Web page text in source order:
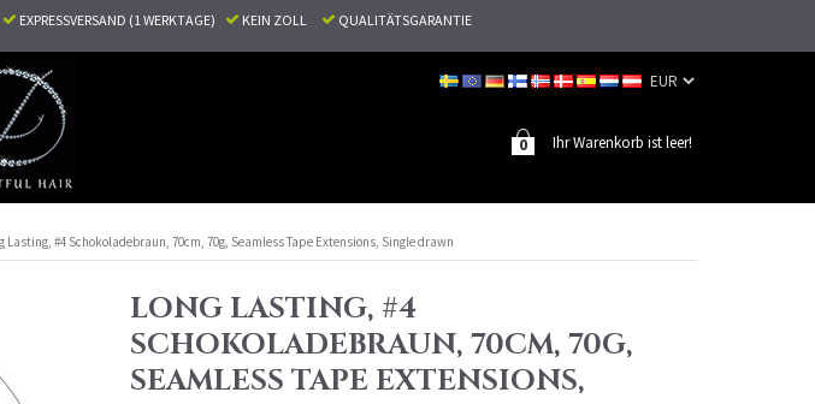
EXPRESSVERSAND (1 WERKTAGE) KEIN ZOLL QUALITÄTSGARANTIE
Ihr Warenkorb ist leer!
0
Lasting, #4 Schokoladebraun, 70cm, 70g, Seamless Tape Extensions, Single drawn
LONG LASTING, #4
SCHOKOLADEBRAUN, 70CM, 70G,
SEAMLESS TAPE EXTENSIONS,